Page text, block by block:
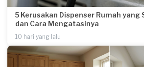
5 Kerusakan Dispenser Rumah yang
dan Cara Mengatasinya
10 hari yang lalu